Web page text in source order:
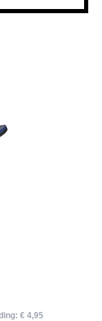
€ 4,95